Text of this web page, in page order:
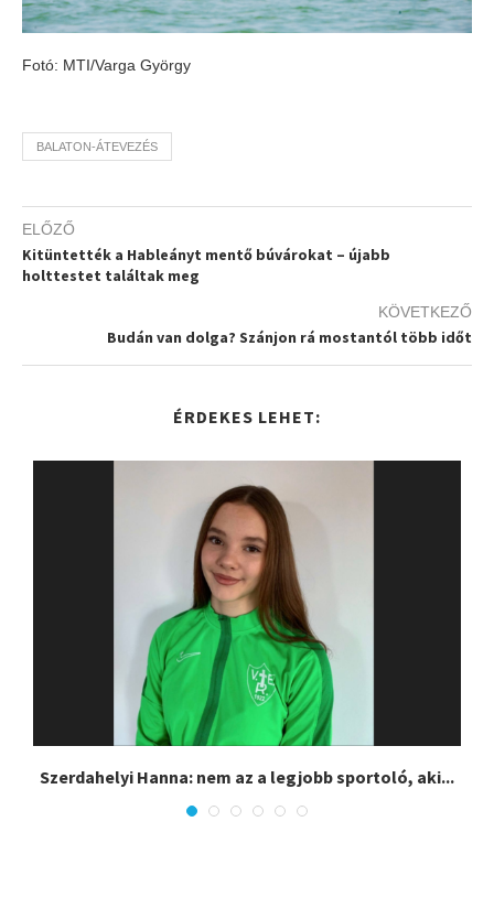
Fotó: MTI/Varga György
BALATON-ÁTEVEZÉS
ELŐZŐ
Kitüntették a Hableányt mentő búvárokat – újabb
holttestet találtak meg
KÖVETKEZŐ
Budán van dolga? Szánjon rá mostantól több időt
ÉRDEKES LEHET:
Szerdahelyi Hanna: nem az a legjobb sportoló, aki...